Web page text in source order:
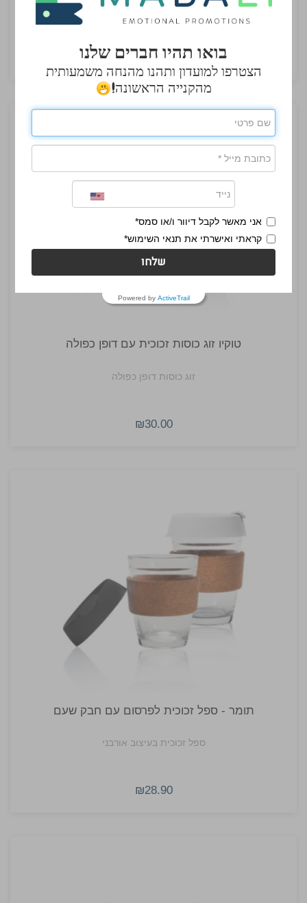
ספל עשוי זכוכית
₪7.60
טוקיו זוג כוסות זכוכית עם דופן כפולה
זוג כוסות דופן כפולה
₪30.00
תומר - ספל זכוכית לפרסום עם חבק שעם
ספל זכוכית בעיצוב אורבני
₪28.90
בואו תהיו חברים שלנו
הצטרפו למועדון ותהנו מהנחה משמעותית
מהקנייה הראשונה!
אני מאשר לקבל דיוור ו/או סמס*
קראתי ואישרתי את תנאי השימוש*
שלחו
Powered by ActiveTrail